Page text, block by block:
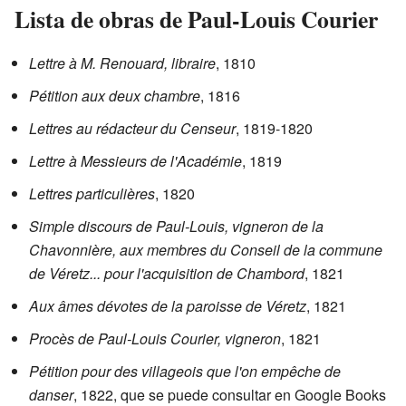
Lista de obras de Paul-Louis Courier
Lettre à M. Renouard, libraire, 1810
Pétition aux deux chambre, 1816
Lettres au rédacteur du Censeur, 1819-1820
Lettre à Messieurs de l'Académie, 1819
Lettres particulières, 1820
Simple discours de Paul-Louis, vigneron de la
Chavonnière, aux membres du Conseil de la commune
de Véretz... pour l'acquisition de Chambord, 1821
Aux âmes dévotes de la paroisse de Véretz, 1821
Procès de Paul-Louis Courier, vigneron, 1821
Pétition pour des villageois que l'on empêche de
danser, 1822, que se puede consultar en Google Books